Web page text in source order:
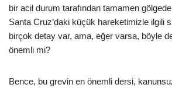
bir acil durum tarafından tamamen gölgede
Santa Cruz’daki küçük hareketimizle ilgili
birçok detay var, ama, eğer varsa, böyle
önemli mi?
Bence, bu grevin en önemli dersi,